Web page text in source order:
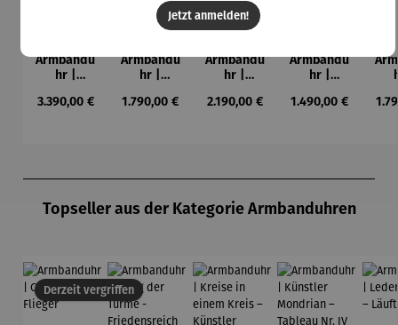
Armbandu
hr |
AVUS
Regulärer Preis:
3.390,00 €
Armbandu
hr |
C.
Regulärer Preis:
1.790,00 €
Armbandu
hr |
Taifun
Regulärer Preis:
2.190,00 €
Armbandu
hr |
Taifun mit
Regulärer Preis:
1.490,00 €
Topseller aus der Kategorie Armbanduhren
Derzeit vergriffen
Jetzt anmelden!